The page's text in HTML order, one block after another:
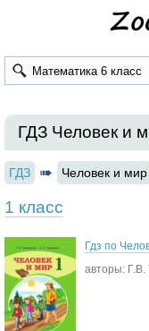
ГДЗ Человек и
ГДЗ Человек и мир
1 класс
Гдз по
авторы: